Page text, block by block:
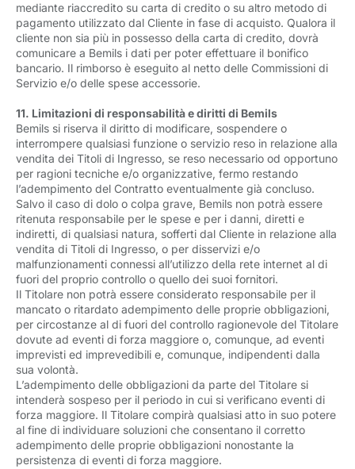
mediante riaccredito su carta di credito o su altro metodo di
pagamento utilizzato dal Cliente in fase di acquisto. Qualora il
cliente non sia più in possesso della carta di credito, dovrà
comunicare a Bemils i dati per poter effettuare il bonifico
bancario. Il rimborso è eseguito al netto delle Commissioni di
Servizio e/o delle spese accessorie.
11. Limitazioni di responsabilità e diritti di Bemils
Bemils si riserva il diritto di modificare, sospendere o
interrompere qualsiasi funzione o servizio reso in relazione alla
vendita dei Titoli di Ingresso, se reso necessario od opportuno
per ragioni tecniche e/o organizzative, fermo restando
l’adempimento del Contratto eventualmente già concluso.
Salvo il caso di dolo o colpa grave, Bemils non potrà essere
ritenuta responsabile per le spese e per i danni, diretti e
indiretti, di qualsiasi natura, sofferti dal Cliente in relazione alla
vendita di Titoli di Ingresso, o per disservizi e/o
malfunzionamenti connessi all’utilizzo della rete internet al di
fuori del proprio controllo o quello dei suoi fornitori.
Il Titolare non potrà essere considerato responsabile per il
mancato o ritardato adempimento delle proprie obbligazioni,
per circostanze al di fuori del controllo ragionevole del Titolare
dovute ad eventi di forza maggiore o, comunque, ad eventi
imprevisti ed imprevedibili e, comunque, indipendenti dalla
sua volontà.
L’adempimento delle obbligazioni da parte del Titolare si
intenderà sospeso per il periodo in cui si verificano eventi di
forza maggiore. Il Titolare compirà qualsiasi atto in suo potere
al fine di individuare soluzioni che consentano il corretto
adempimento delle proprie obbligazioni nonostante la
persistenza di eventi di forza maggiore.